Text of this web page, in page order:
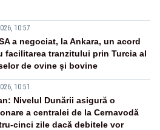
10:57
a negociat, la Ankara, un acord
facilitarea tranzitului prin Turcia al
de ovine și bovine
10:51
Nivelul Dunării asigură o
a centralei de la Cernavodă
cinci zile dacă debitele vor